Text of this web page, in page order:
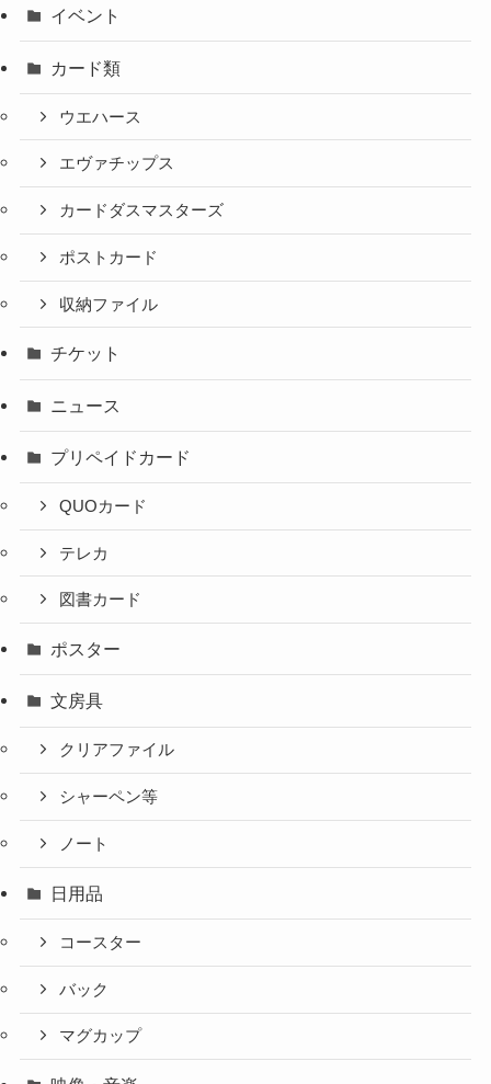
イベント
カード類
ウエハース
エヴァチップス
カードダスマスターズ
ポストカード
収納ファイル
チケット
ニュース
プリペイドカード
QUOカード
テレカ
図書カード
ポスター
文房具
クリアファイル
シャーペン等
ノート
日用品
コースター
バック
マグカップ